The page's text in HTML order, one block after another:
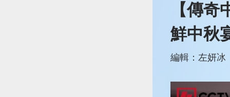
【傳
鮮中秋
編輯：左妍冰